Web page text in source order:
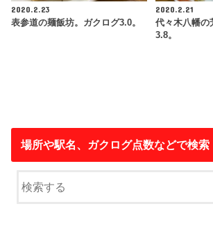
2020.2.23
表参道の麺飯坊。ガクログ3.0。
2020.2.21
代々木八幡の
3.8。
場所や駅名、ガクログ点数などで検索